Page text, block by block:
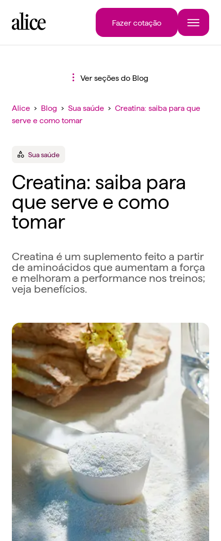
Fazer cotação
Ver seções do Blog
Alice › Blog › Sua saúde › Creatina: saiba para que
serve e como tomar
Sua saúde
Creatina: saiba para
que serve e como
tomar
Creatina é um suplemento feito a partir
de aminoácidos que aumentam a força
e melhoram a performance nos treinos;
veja benefícios.